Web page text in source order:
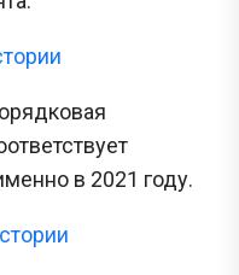
в 2021 году.